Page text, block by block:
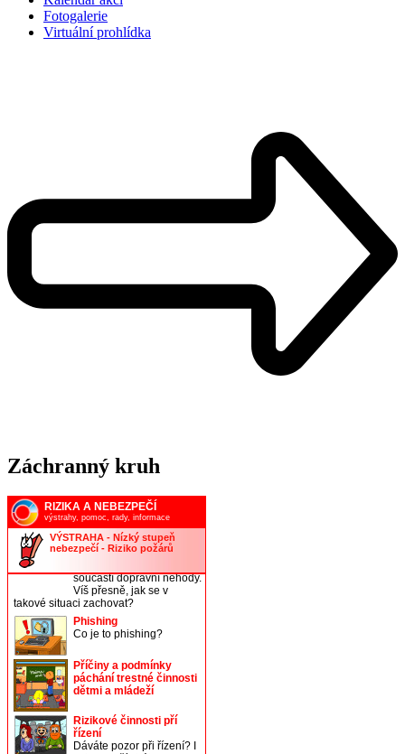
Fotogalerie
Virtuální prohlídka
Záchranný kruh